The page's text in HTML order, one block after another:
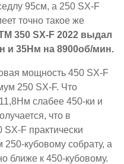
95см, а 250 SX-F
точно такое же
350 SX-F 2022 выдал
и 35Нм на 8900об/мин.
мощность 450 SX-F
250 SX-F. Что
слабее 450-ки и
что в
F практически
кубовому собрату, а
ближе к 450-кубовому.